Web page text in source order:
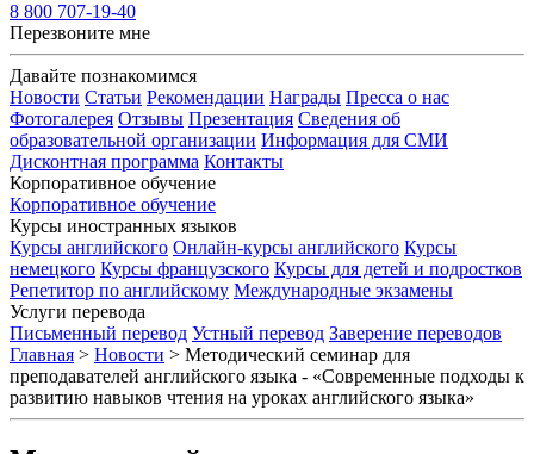
8 800 707-19-40
Перезвоните мне
Давайте познакомимся
Новости Статьи Рекомендации Награды Пресса о нас
Фотогалерея Отзывы Презентация Сведения об
образовательной организации Информация для СМИ
Дисконтная программа Контакты
Корпоративное обучение
Корпоративное обучение
Курсы иностранных языков
Курсы английского Онлайн-курсы английского Курсы
немецкого Курсы французского Курсы для детей и подростков
Репетитор по английскому Международные экзамены
Услуги перевода
Письменный перевод Устный перевод Заверение переводов
Главная > Новости > Методический семинар для
преподавателей английского языка - «Современные подходы к
развитию навыков чтения на уроках английского языка»